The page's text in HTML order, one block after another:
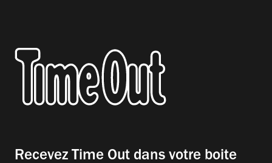
Recevez Time Out dans votre boite